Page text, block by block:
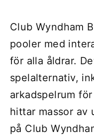
Club Wyndham
pooler med
för alla åldrar.
spelalternativ,
arkadspelrum
hittar massor av
på Club